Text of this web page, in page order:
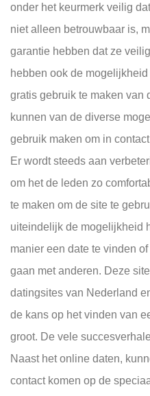
onder het keurmerk veilig
niet alleen betrouwbaar is,
garantie hebben dat ze
hebben ook de
gratis gebruik te maken van
kunnen van de diverse
gebruik maken om in
Er wordt steeds aan
om het de leden zo
te maken om de site te
uiteindelijk de mogelijkheid
manier een date te vinden
gaan met anderen. Deze
datingsites van Nederland
de kans op het vinden van
groot. De vele
Naast het online daten,
contact komen op de